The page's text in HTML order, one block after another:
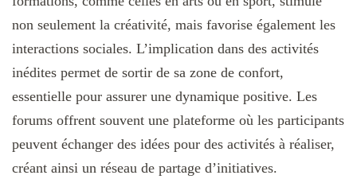
non seulement la créativité, mais favorise également les
interactions sociales. L’implication dans des activités
inédites permet de sortir de sa zone de confort,
essentielle pour assurer une dynamique positive. Les
forums offrent souvent une plateforme où les participants
peuvent échanger des idées pour des activités à réaliser,
créant ainsi un réseau de partage d’initiatives.